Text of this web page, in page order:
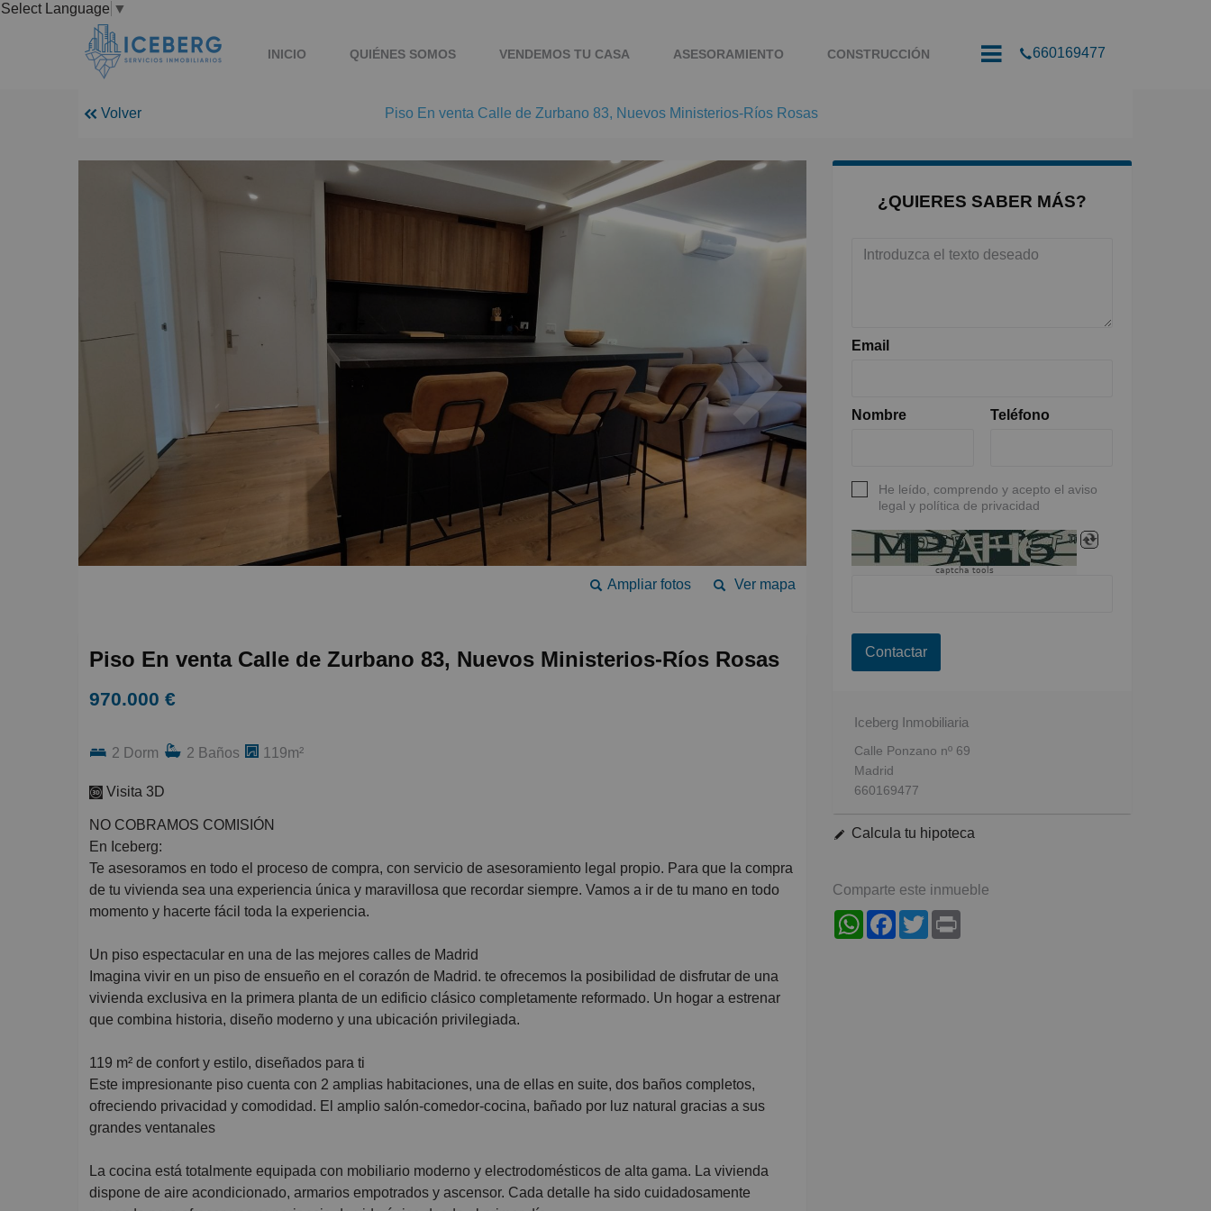
Select Language ▼
INICIO QUIÉNES SOMOS VENDEMOS TU CASA ASESORAMIENTO CONSTRUCCIÓN 660169477
Volver Piso En venta Calle de Zurbano 83, Nuevos Ministerios-Ríos Rosas
Ver mapa
Ampliar fotos
Piso En venta Calle de Zurbano 83, Nuevos Ministerios-Ríos Rosas
970.000 €
2 Dorm 2 Baños 119m²
Visita 3D
NO COBRAMOS COMISIÓN
En Iceberg:
Te asesoramos en todo el proceso de compra, con servicio de asesoramiento legal propio. Para que la compra
de tu vivienda sea una experiencia única y maravillosa que recordar siempre. Vamos a ir de tu mano en todo
momento y hacerte fácil toda la experiencia.
Un piso espectacular en una de las mejores calles de Madrid
Imagina vivir en un piso de ensueño en el corazón de Madrid. te ofrecemos la posibilidad de disfrutar de una
vivienda exclusiva en la primera planta de un edificio clásico completamente reformado. Un hogar a estrenar
que combina historia, diseño moderno y una ubicación privilegiada.
119 m² de confort y estilo, diseñados para ti
Este impresionante piso cuenta con 2 amplias habitaciones, una de ellas en suite, dos baños completos,
ofreciendo privacidad y comodidad. El amplio salón-comedor-cocina, bañado por luz natural gracias a sus
grandes ventanales
La cocina está totalmente equipada con mobiliario moderno y electrodomésticos de alta gama. La vivienda
dispone de aire acondicionado, armarios empotrados y ascensor. Cada detalle ha sido cuidadosamente
¿QUIERES SABER MÁS?
Email
Nombre Teléfono
He leído, comprendo y acepto el aviso
legal y política de privacidad
captcha tools
Contactar
Iceberg Inmobiliaria
Calle Ponzano nº 69
Madrid
660169477
Calcula tu hipoteca
Comparte este inmueble
WhatsAppFacebook
Twitter